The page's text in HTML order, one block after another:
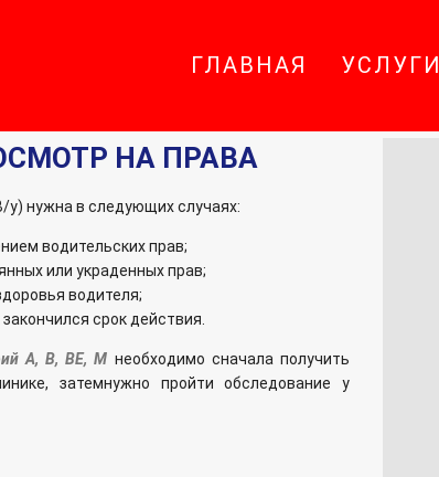
ГЛАВНАЯ УСЛУГИ
НА ПРАВА
нужна в следующих случаях:
водительских прав;
или украденных прав;
водителя;
срок действия.
А, В, ВЕ, М необходимо сначала получить
затемнужно пройти обследование у